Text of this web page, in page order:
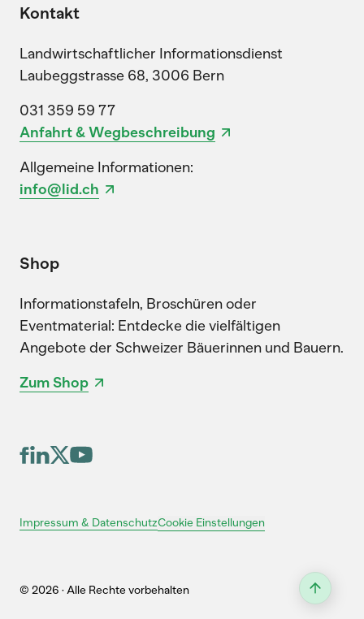
Kontakt
Landwirtschaftlicher Informationsdienst
Laubeggstrasse 68, 3006 Bern
031 359 59 77
Anfahrt & Wegbeschreibung
Allgemeine Informationen:
info@lid.ch
Shop
Informationstafeln, Broschüren oder
Eventmaterial: Entdecke die vielfältigen
Angebote der Schweizer Bäuerinnen und Bauern.
Zum Shop
Impressum & DatenschutzCookie Einstellungen
© 2026 · Alle Rechte vorbehalten